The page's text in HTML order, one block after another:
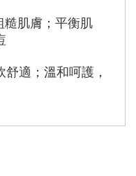
糙肌膚；平衡肌
適；溫和呵護，